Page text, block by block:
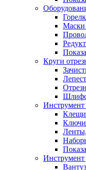
Маски
Круги
Клещи
Ключи
Инструмент